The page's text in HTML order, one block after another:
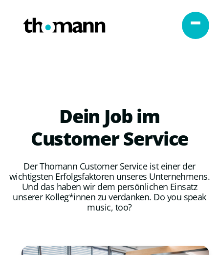
Dein Jobim
CustomerService
Der Thomann Customer Service ist einer der
wichtigsten Erfolgsfaktoren unseres Unternehmens.
Und das haben wir dem persönlichen Einsatz
unserer Kolleg*innen zu verdanken. Do you speak
music, too?